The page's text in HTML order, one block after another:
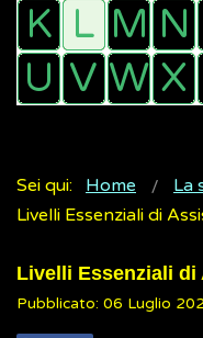
Sei qui: Home La
Livelli Essenziali di
Livelli Essenziali di
Pubblicato: 06 Luglio